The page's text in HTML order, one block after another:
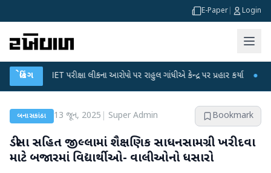
E-Paper Login
બ્રેકિંગ
NET પરીક્ષા લીકના આરોપો પર રાહુલ ગાંધીએ કેન્દ્ર પર પ્રહાર કર્યા ●
બનાસકાંઠા 13 જૂન, 2025 Super Admin Bookmark
ડીસા સહિત જીલ્લામાં શૈક્ષણિક સાધનસામગ્રી ખરીદવા
માટે બજારમાં વિદ્યાર્થીઓ- વાલીઓનો ધસારો